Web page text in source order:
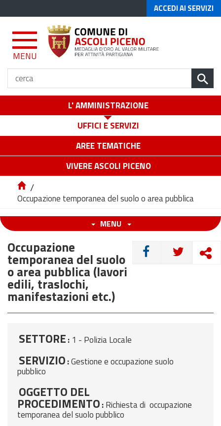
ACCEDI AI SERVIZI
MENU
L' AMMINISTRAZIONE
UFFICI E SERVIZI
AREE TEMATICHE
VIVERE ASCOLI PICENO
/
Occupazione temporanea del suolo o area pubblica
MENU
CONDIVIDI
Occupazione
temporanea del suolo
o area pubblica (lavori
edili, traslochi,
manifestazioni etc.)
SETTORE: 1 - Polizia Locale
SERVIZIO:Gestione e occupazione suolo
pubblico
OGGETTO DEL
PROCEDIMENTO:Richiesta di occupazione
temporanea del suolo pubblico